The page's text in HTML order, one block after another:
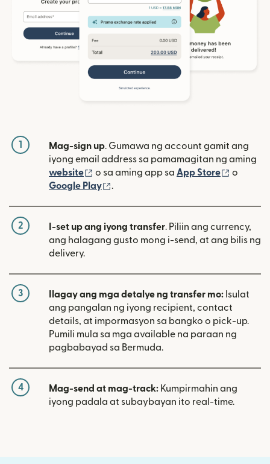
1 Mag-sign up. Gumawa ng account gamit ang
iyong email address sa pamamagitan ng aming
website
(bubukas sa bagong window)
o sa aming app sa App Store
o
Google Play
.
2 I-set up ang iyong transfer. Piliin ang currency,
ang halagang gusto mong i-send, at ang bilis ng
delivery.
3 Ilagay ang mga detalye ng transfer mo: Isulat
ang pangalan ng iyong recipient, contact
details, at impormasyon sa bangko o pick-up.
Pumili mula sa mga available na paraan ng
pagbabayad sa Bermuda.
4 Mag-send at mag-track: Kumpirmahin ang
iyong padala at subaybayan ito real-time.